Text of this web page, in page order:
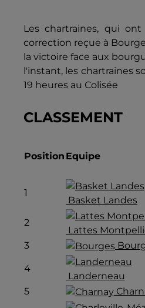
Les chartraines, qui
correction reçue à
la victoire face aux
l'instant, les chartraines
19 heures au Colisée
CLASSEMENT
Position Equipe
1
Basket Landes
2
Lattes
3
4
Landerneau
5